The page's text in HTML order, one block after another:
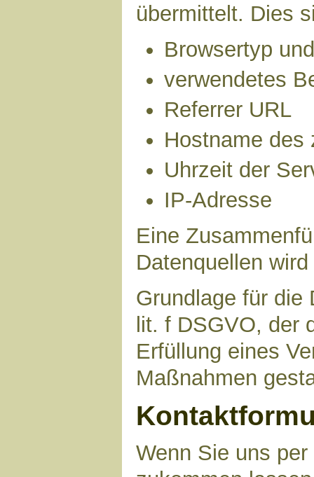
übermittelt. Dies
Browsertyp
verwendetes
Referrer URL
Hostname des
Uhrzeit der
IP-Adresse
Eine
Datenquellen
Grundlage für die
lit. f DSGVO, der
Erfüllung eines
Maßnahmen
Wenn Sie uns